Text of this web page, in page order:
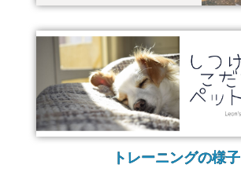
トレーニングの様子